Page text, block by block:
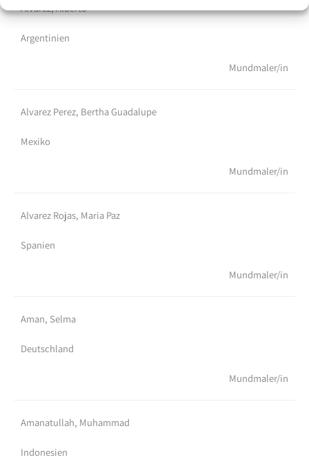
Álvarez, Alberto
Argentinien
Mundmaler/in
Alvarez Perez, Bertha Guadalupe
Mexiko
Mundmaler/in
Alvarez Rojas, Maria Paz
Spanien
Mundmaler/in
Aman, Selma
Deutschland
Mundmaler/in
Amanatullah, Muhammad
Indonesien